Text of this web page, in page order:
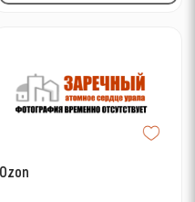
Ozon